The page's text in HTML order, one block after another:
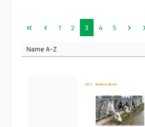
Seite
1 Seite
2 Seite
3 Seite
4 Seite
5